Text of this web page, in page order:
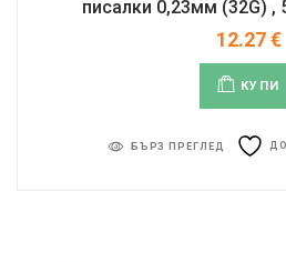
писалки 0,23мм (32G) ,
12.27€
КУПИ
БЪРЗ ПРЕГЛЕД